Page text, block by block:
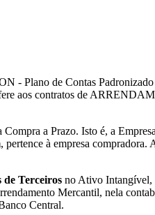
- Plano de Contas
aos contratos de
Compra a Prazo. Isto é, a
à empresa compradora.
de Terceiros no Ativo Intangível,
Mercantil, nela
Central.